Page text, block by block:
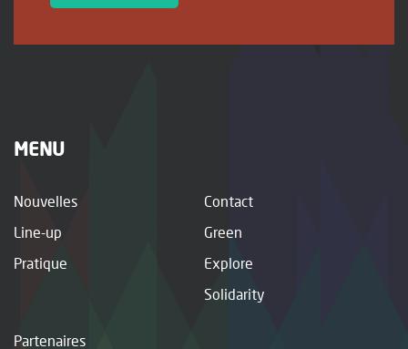
MENU
Nouvelles
Line-up
Pratique
Contact
Green
Explore
Solidarity
Partenaires